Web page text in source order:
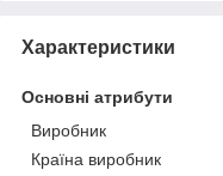
Характеристики
Основні атрибути
Виробник
Країна виробник